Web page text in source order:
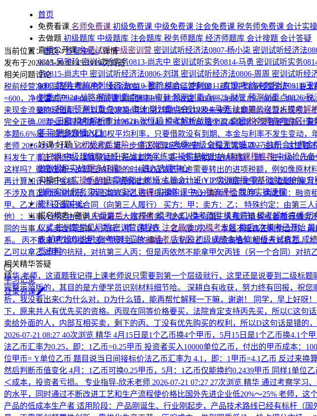
首页
免费看课 名师免费课 初级免费课 中级免费课 注会免费课 税务师免费课 会计实操
去做题 初级题库 中级题库 注会题库 税务师题库 经济师题库 会计搜题 会计答疑
直播公开课免费试听|中级密训营 密训试听经济法0807-杨小柒 密训试听经济法
0813-吴雅玲密训试听实务0813-尚志中 密训试听实务0814-马勇 密训试听实务
务0815-尚志中 密训试听经济法0806-刘琪 密训试听经济法0806-周周 密训试听经
0807-路明考前冲刺经济法0810-著新综合二冲刺0811-袁媛考前冲刺税法0811-王
划重点0824-战略预测划重点0824-审计预测划重点0825-财管预测划重点0826-税
0806-税法预测划重点0805-审计💥划重点会计0804-马勇注会第三次万人模考解
0820-王霞模考解析审计0821-张恒超模考解析战略0822-袁媛税务师备考专区实
菲菲更多直播入口
好课·好题🚀初级考后进阶·一年双证26考季·中级全程无忧班2027·注册会计师
价好课中级超值取证班实战上岗学练实操零基础出纳精选课程推荐中级抢先
做账报税实战更多好课>>>→进入选课中心
实操中心实操系统班零基础上岗班主管会计班VIP实训直播零基础就业护航升
做账实训税务实训出纳实训购课实操购课中心我的课程我的实操课程
资料下载中心
报名模考+密训中级最后一次模考模考入口模考范围模考须知模考解析直播历
仪式密训营常见问题密训营课程表 注会最后1次模考专区最后1次模考已开始
表机考操作说明备考资料汇总初级考后专区初级成绩合格单初级考试真题成
货资料
学习记录
登录领课
当前位置：首页/答疑中心/详情
发布于2026-05-29 13:45:3919次浏览
相关问题讨论
税前经营净利润是在哪用的？剩余收益 = 部门税前经营利润 − 部门平均净经营资产 × 要
=600，净经营资产=4800，税前要求报酬率8% 剩余收益 = 600 − 4800 × 8% =600 − 384 =216
来现金流量的现值呗，所以就是求第6年和第7年的折现以及未来后续期间的经营折现呗
完全正确。专业指导-帆帆老师2026-08-07 14:1234次浏览这个资本化率不需要要重新计
本题6.6%是一般借款的年化加权平均利率，只要借款没有到期、本金与利率不发生变动
老师 2026-08-07 14:1127次浏览第一步是正常算应纳税额，就是正常销项－进项，这里要
料发生了非正常损失，期初的加计抵减额为0。 第一步正常算应纳税额：销－进=0-0-（
这样吗？就是在第一步算应纳税额的时候就应该去考虑需要转出的进项税额，例如像原材
再计算加计抵扣金额。专业指导-帆帆老师2026-08-07 14:1127次浏览老师，这道题如果
不涉及真正利他的情况，丙还可以对乙进行抗辩吗1、先分清两个合同 甲、丙之间：融资
甲、乙之间：设备买卖合同（向第三人履行） 买方：甲；卖方：乙； 特殊约定：由第三
他）：当事人约定由债务人向第三人履行债务，债务人未向第三人履行债务或者履行债
同的当事人 买卖合同当事人只有：甲（买方）、乙（卖方）。 本题不是真正利他合同，
系。 丙不能拿甲欠丙租金这个甲丙之间的事由，去抗辩乙。 丙没有合同地位去对抗乙。
乙可以拿乙对甲的抗辩，对抗第三人丙；但是丙依然不能拿甲欠丙钱（另一个合同）对抗乙
相关精华答疑
精华老师，这道题我记得上课老师说只需要到第一个层级就行，这里还是说要到二级标题
完整示范版的，其目的是方便学员识别材料细节哈。 深耕自有收获，努力终有回报，祝您
析，我没看出来C为什么对，D为什么错，能再帮忙解释一下嘛，谢谢！
同学，早上好呀
下，原来共人有优先买的资格。丙现在同等价格要买，法院肯定支持丙先买，所以C这句
卖给外面的人，内部互相买卖，剩下的丙、丁没有优先购买的权利，所以D这句话是错的
2026-07-21 08:27 40次浏览 精华 4月15日是1个乙币换4个甲币，5月15日是1个乙币换4.1个
法乙币汇率为0.25，即：1乙币=0.25甲币 投资者买入10000单位乙币，付出的甲币成本：
位甲币= Y单位乙币 题目说当日间接标价法乙币汇率为 4.1，即：1甲币=4.1乙币 反过来换
然后判断币值变化 4月：1乙币可换0.25甲币，5月：1乙币仅能换约0.2439甲币 同样1单位
＜成本，投资者亏损。
专业指导-欣禾老师 2026-07-21 07:27 27次浏览 精华 通过考察学习
的水平，同时通过不断改进工艺和生产流程使价格比国外先进企业低20%～25% 老师，
产品的低成本生产者 适用阶段：产品刚诞生、行业刚起步，产品技术路线已经有标杆（